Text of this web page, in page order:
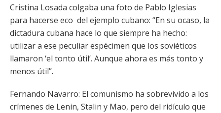
Cristina Losada colgaba una foto de Pablo Iglesias
para hacerse eco del ejemplo cubano: “En su ocaso, la
dictadura cubana hace lo que siempre ha hecho:
utilizar a ese peculiar espécimen que los soviéticos
llamaron ‘el tonto útil’. Aunque ahora es más tonto y
menos útil”.
Fernando Navarro: El comunismo ha sobrevivido a los
crímenes de Lenin, Stalin y Mao, pero del ridículo que